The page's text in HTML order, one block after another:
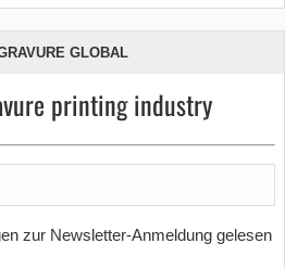
GLOBAL
printing industry
zur Newsletter-Anmeldung gelesen